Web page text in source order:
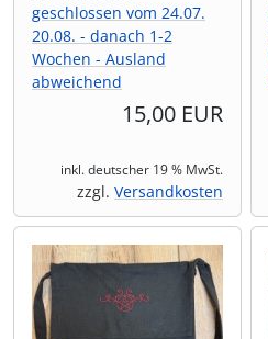
geschlossen vom 24.07.
20.08. - danach 1-2
Wochen - Ausland
abweichend
15,00 EUR
inkl. deutscher 19 % MwSt.
zzgl. Versandkosten